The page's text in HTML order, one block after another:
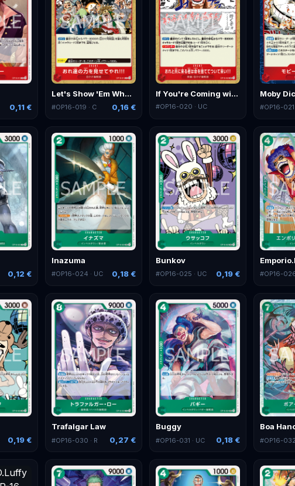
0,11 €
Let's Show 'Em What We're Made Of!!
#OP16-019 · C 0,16 €
If You're Coming with Me... Kiss Your Lives Goodbye!!
#OP16-020 · UC
Moby
#OP16-021
0,12 €
Inazuma
#OP16-024 · UC 0,18 €
Bunkov
#OP16-025 · UC 0,19 € #OP16-
0,19 €
Trafalgar Law
#OP16-030 · R 0,27 €
Buggy
#OP16-031 · UC 0,18 €
Boa
#OP16-032